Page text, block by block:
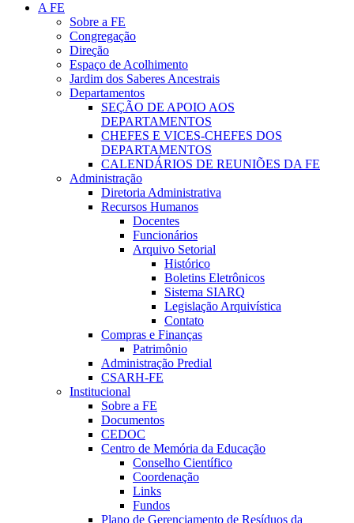
A FE
Sobre a FE
Congregação
Direção
Espaço de Acolhimento
Jardim dos Saberes Ancestrais
Departamentos
SEÇÃO DE APOIO AOS
DEPARTAMENTOS
CHEFES E VICES-CHEFES DOS
DEPARTAMENTOS
CALENDÁRIOS DE REUNIÕES DA FE
Administração
Diretoria Administrativa
Recursos Humanos
Docentes
Funcionários
Arquivo Setorial
Histórico
Boletins Eletrônicos
Sistema SIARQ
Legislação Arquivística
Contato
Compras e Finanças
Patrimônio
Administração Predial
CSARH-FE
Institucional
Sobre a FE
Documentos
CEDOC
Centro de Memória da Educação
Conselho Científico
Coordenação
Links
Fundos
Plano de Gerenciamento de Resíduos da